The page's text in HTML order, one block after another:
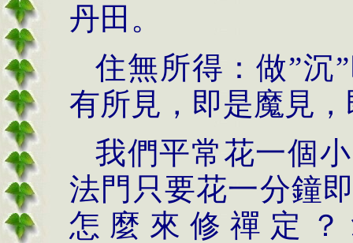
丹田。
住無所得：做”沉
有所見，即是魔見
我們平常花一個
法門只要花一分鐘
怎麼來修禪定